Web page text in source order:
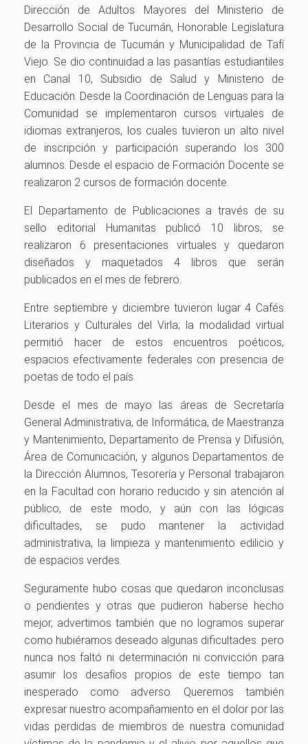
Dirección de Adultos Mayores del Ministerio de
Desarrollo Social de Tucumán, Honorable Legislatura
de la Provincia de Tucumán y Municipalidad de Tafí
Viejo. Se dio continuidad a las pasantías estudiantiles
en Canal 10, Subsidio de Salud y Ministerio de
Educación. Desde la Coordinación de Lenguas para la
Comunidad se implementaron cursos virtuales de
idiomas extranjeros, los cuales tuvieron un alto nivel
de inscripción y participación superando los 300
alumnos. Desde el espacio de Formación Docente se
realizaron 2 cursos de formación docente.
El Departamento de Publicaciones a través de su
sello editorial Humanitas publicó 10 libros; se
realizaron 6 presentaciones virtuales y quedaron
diseñados y maquetados 4 libros que serán
publicados en el mes de febrero.
Entre septiembre y diciembre tuvieron lugar 4 Cafés
Literarios y Culturales del Virla; la modalidad virtual
permitió hacer de estos encuentros poéticos,
espacios efectivamente federales con presencia de
poetas de todo el país.
Desde el mes de mayo las áreas de Secretaría
General Administrativa, de Informática, de Maestranza
y Mantenimiento, Departamento de Prensa y Difusión,
Área de Comunicación, y algunos Departamentos de
la Dirección Alumnos, Tesorería y Personal trabajaron
en la Facultad con horario reducido y sin atención al
público, de este modo, y aún con las lógicas
dificultades, se pudo mantener la actividad
administrativa, la limpieza y mantenimiento edilicio y
de espacios verdes.
Seguramente hubo cosas que quedaron inconclusas
o pendientes y otras que pudieron haberse hecho
mejor, advertimos también que no logramos superar
como hubiéramos deseado algunas dificultades. pero
nunca nos faltó ni determinación ni convicción para
asumir los desafíos propios de este tiempo tan
inesperado como adverso. Queremos también
expresar nuestro acompañamiento en el dolor por las
vidas perdidas de miembros de nuestra comunidad